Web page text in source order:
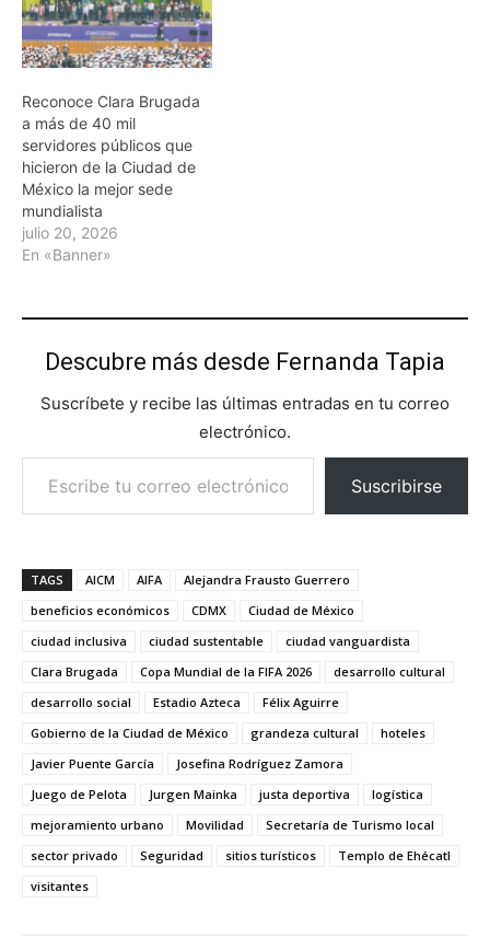
Reconoce Clara Brugada
a más de 40 mil
servidores públicos que
hicieron de la Ciudad de
México la mejor sede
mundialista
julio 20, 2026
En «Banner»
Descubre más desde Fernanda Tapia
Suscríbete y recibe las últimas entradas en tu correo
electrónico.
Escribe tu correo electrónico…
Suscribirse
TAGS AICM AIFA
Alejandra Frausto Guerrero
beneficios económicos
CDMX
Ciudad de México
ciudad inclusiva
ciudad sustentable
ciudad vanguardista
Clara Brugada
Copa Mundial de la FIFA 2026
desarrollo cultural
desarrollo social
Estadio Azteca
Félix Aguirre
Gobierno de la Ciudad de México
grandeza cultural
hoteles
Javier Puente García
Josefina Rodríguez Zamora
Juego de Pelota
Jurgen Mainka justa deportiva
logística
mejoramiento urbano
Movilidad
Secretaría de Turismo local
sector privado
Seguridad sitios turísticos
Templo de Ehécatl
visitantes